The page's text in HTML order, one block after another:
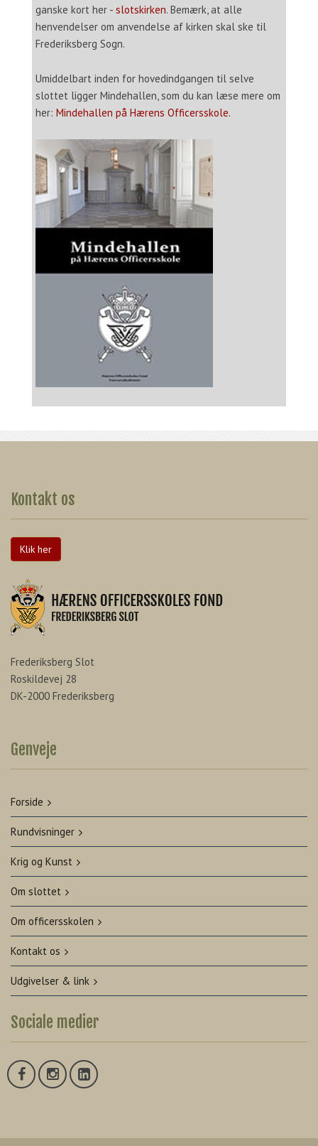
ganske kort her - slotskirken. Bemærk, at alle
henvendelser om anvendelse af kirken skal ske til
Frederiksberg Sogn.
Umiddelbart inden for hovedindgangen til selve
slottet ligger Mindehallen, som du kan læse mere om
her: Mindehallen på Hærens Officersskole.
Kontakt os
Klik her
Frederiksberg Slot
Roskildevej 28
DK-2000 Frederiksberg
Genveje
Forside
Rundvisninger
Krig og Kunst
Om slottet
Om officersskolen
Kontakt os
Udgivelser & link
Sociale medier